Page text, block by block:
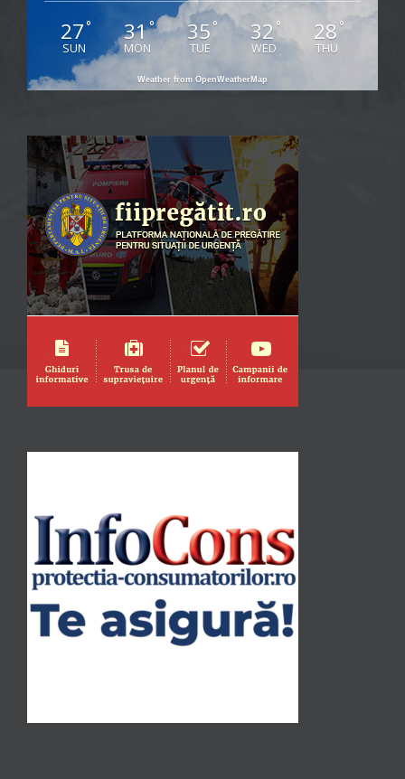
27°
SUN
31°
MON
35°
TUE
32 °
WED
28 °
THU
Weather from OpenWeatherMap